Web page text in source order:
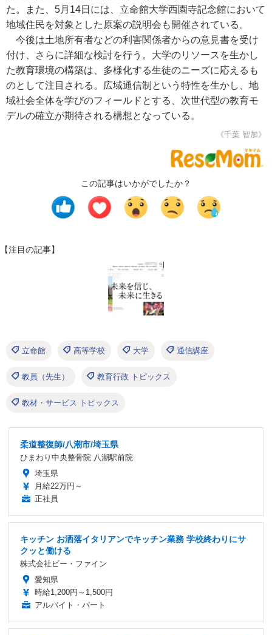
た。また、5月14日には、立命館大学西園寺記念館において
地域住民を対象とした原案の説明会も開催されている。
今後は土地所有者などの利害関係者からの意見書を受け
付け、さらに詳細な検討を行う。大学のリソースを生かし
た教育環境の構築は、多様化する生徒のニーズに応えるも
のとして注目される。広域通信制という特性を生かし、地
域社会全体を学びのフィールドとする、次世代型の教育モ
デルの確立が期待される構想となっている。
《千葉 智加》
この記事はいかがでしたか？
【注目の記事】
立命館 高等学校 大学 通信講座
教員（先生） 教育行政 トピックス
教材・サービス トピックス
柔道整復師/八潮市/埼玉県
ひまわり中央整骨院 八潮駅前院
埼玉県
月給22万円～
正社員
キッチン お洒落イタリアンでキッチン業務 学校終わりにサ
クッと働ける
株式会社ビー・ファイン
愛知県
時給1,200円～1,500円
アルバイト・パート